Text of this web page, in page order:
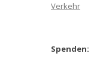
Verkehr
Spenden: